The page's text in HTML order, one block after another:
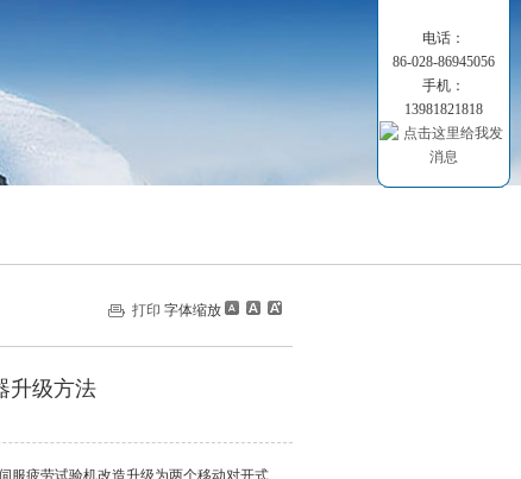
打印 字体缩放
升级方法
服疲劳试验机改造升级为两个移动对开式
电话：
86-028-86945056
手机：
13981821818